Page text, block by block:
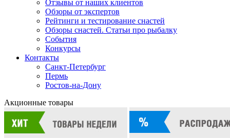
Отзывы от наших клиентов
Обзоры от экспертов
Рейтинги и тестирование снастей
Обзоры снастей. Статьи про рыбалку
События
Конкурсы
Контакты
Санкт-Петербург
Пермь
Ростов-на-Дону
Акционные товары